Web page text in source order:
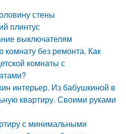
стены
плинтус
выключателям
комнату без ремонта. Как
комнаты с
интерьер. Из бабушкиной в
квартиру. Своими руками
с минимальными